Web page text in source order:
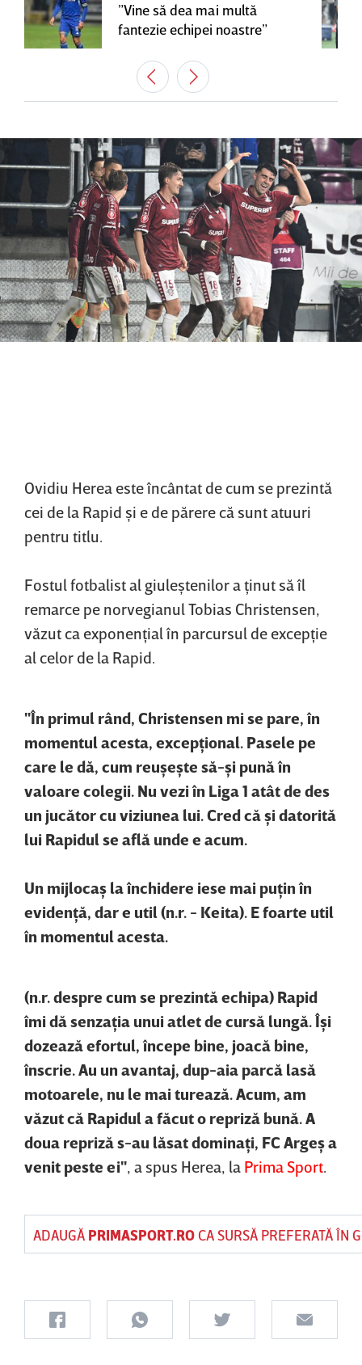
”Vine să dea mai multă
fantezie echipei noastre”
Ovidiu Herea este încântat de cum se prezintă
cei de la Rapid şi e de părere că sunt atuuri
pentru titlu.
Fostul fotbalist al giuleştenilor a ţinut să îl
remarce pe norvegianul Tobias Christensen,
văzut ca exponenţial în parcursul de excepţie
al celor de la Rapid.
"În primul rând, Christensen mi se pare, în
momentul acesta, excepţional. Pasele pe
care le dă, cum reuşeşte să-şi pună în
valoare colegii. Nu vezi în Liga 1 atât de des
un jucător cu viziunea lui. Cred că şi datorită
lui Rapidul se află unde e acum.
Un mijlocaş la închidere iese mai puţin în
evidenţă, dar e util (n.r. - Keita). E foarte util
în momentul acesta.
(n.r. despre cum se prezintă echipa) Rapid
îmi dă senzaţia unui atlet de cursă lungă. Îşi
dozează efortul, începe bine, joacă bine,
înscrie. Au un avantaj, dup-aia parcă lasă
motoarele, nu le mai turează. Acum, am
văzut că Rapidul a făcut o repriză bună. A
doua repriză s-au lăsat dominaţi, FC Argeş a
venit peste ei" , a spus Herea, la Prima Sport
ADAUGĂ PRIMASPORT.ROCA SURSĂ PREFERATĂ ÎN